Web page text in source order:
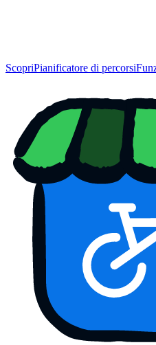
ScopriPianificatore di percorsi